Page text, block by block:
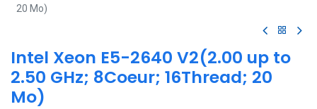
20 Mo)
Intel Xeon E5-2640 V2(2.00 up to
2.50 GHz; 8Coeur; 16Thread; 20
Mo)